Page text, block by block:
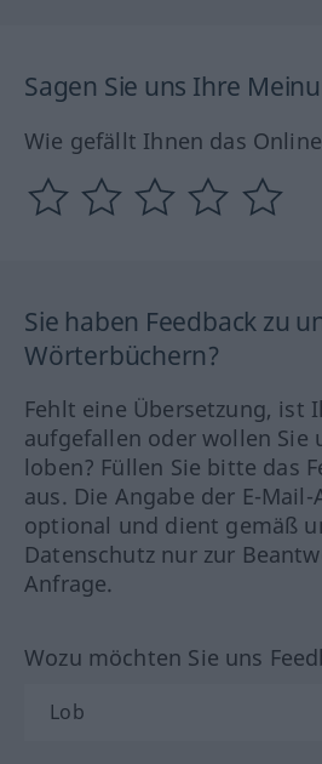
Sagen Sie uns Ihre
Wie gefällt Ihnen das
Sie haben Feedback zu
Wörterbüchern?
Fehlt eine Übersetzung, ist
aufgefallen oder wollen Sie
loben? Füllen Sie bitte das
aus. Die Angabe der E-
optional und dient gemäß
Datenschutz nur zur
Anfrage.
Wozu möchten Sie uns